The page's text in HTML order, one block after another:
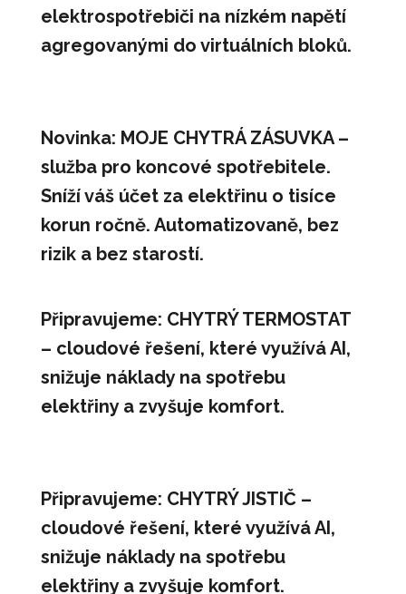
elektrospotřebiči na nízkém napětí
agregovanými do virtuálních bloků.
Novinka: MOJE CHYTRÁ ZÁSUVKA –
služba pro koncové spotřebitele.
Sníží váš účet za elektřinu o tisíce
korun ročně. Automatizovaně, bez
rizik a bez starostí.
Připravujeme: CHYTRÝ TERMOSTAT
– cloudové řešení, které využívá AI,
snižuje náklady na spotřebu
elektřiny a zvyšuje komfort.
Připravujeme: CHYTRÝ JISTIČ –
cloudové řešení, které využívá AI,
snižuje náklady na spotřebu
elektřiny a zvyšuje komfort.